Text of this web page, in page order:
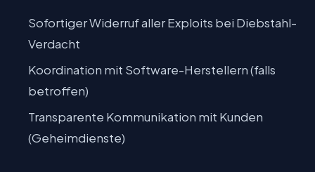
Sofortiger Widerruf aller Exploits bei Diebstahl-
Verdacht
Koordination mit Software-Herstellern (falls
betroffen)
Transparente Kommunikation mit Kunden
(Geheimdienste)